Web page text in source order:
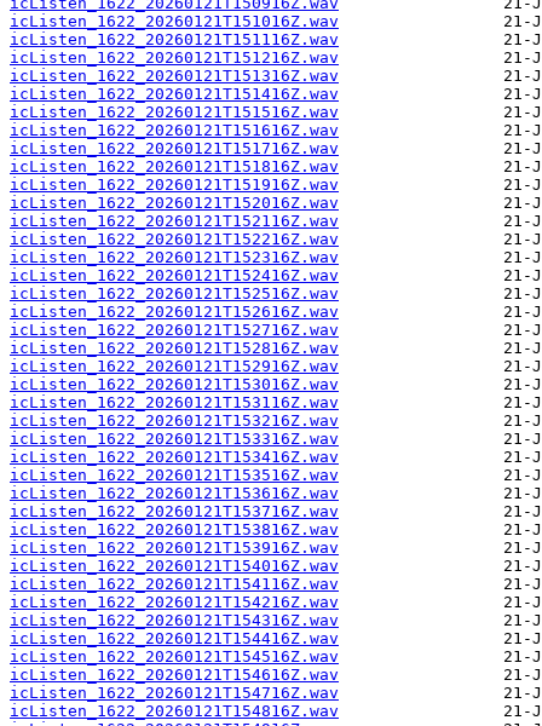
icListen_1622_20260121T151016Z.wav
icListen_1622_20260121T151116Z.wav
icListen_1622_20260121T151216Z.wav
icListen_1622_20260121T151316Z.wav
icListen_1622_20260121T151416Z.wav
icListen_1622_20260121T151516Z.wav
icListen_1622_20260121T151616Z.wav
icListen_1622_20260121T151716Z.wav
icListen_1622_20260121T151816Z.wav
icListen_1622_20260121T151916Z.wav
icListen_1622_20260121T152016Z.wav
icListen_1622_20260121T152116Z.wav
icListen_1622_20260121T152216Z.wav
icListen_1622_20260121T152316Z.wav
icListen_1622_20260121T152416Z.wav
icListen_1622_20260121T152516Z.wav
icListen_1622_20260121T152616Z.wav
icListen_1622_20260121T152716Z.wav
icListen_1622_20260121T152816Z.wav
icListen_1622_20260121T152916Z.wav
icListen_1622_20260121T153016Z.wav
icListen_1622_20260121T153116Z.wav
icListen_1622_20260121T153216Z.wav
icListen_1622_20260121T153316Z.wav
icListen_1622_20260121T153416Z.wav
icListen_1622_20260121T153516Z.wav
icListen_1622_20260121T153616Z.wav
icListen_1622_20260121T153716Z.wav
icListen_1622_20260121T153816Z.wav
icListen_1622_20260121T153916Z.wav
icListen_1622_20260121T154016Z.wav
icListen_1622_20260121T154116Z.wav
icListen_1622_20260121T154216Z.wav
icListen_1622_20260121T154316Z.wav
icListen_1622_20260121T154416Z.wav
icListen_1622_20260121T154516Z.wav
icListen_1622_20260121T154616Z.wav
icListen_1622_20260121T154716Z.wav
icListen_1622_20260121T154816Z.wav